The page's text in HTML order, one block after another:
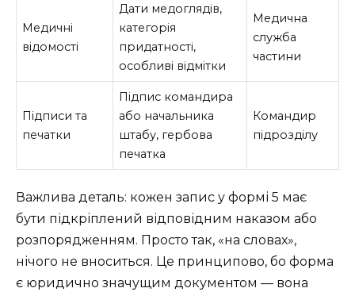
Медичні
відомості
Дати медоглядів,
категорія
придатності,
особливі відмітки
Медична
служба
частини
Підписи та
печатки
Підпис командира
або начальника
штабу, гербова
печатка
Командир
підрозділу
Важлива деталь: кожен запис у формі 5 має
бути підкріплений відповідним наказом або
розпорядженням. Просто так, «на словах»,
нічого не вноситься. Це принципово, бо форма
є юридично значущим документом — вона